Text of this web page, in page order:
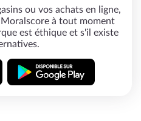
ou vos achats en ligne,
à tout moment
est éthique et s'il existe